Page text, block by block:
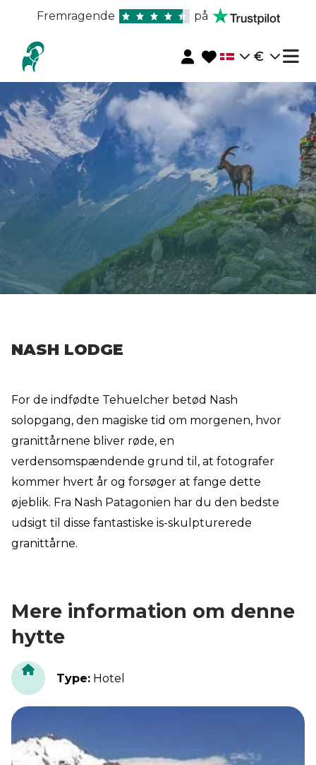
Fremragende på
€
NASH LODGE
For de indfødte Tehuelcher betød Nash
solopgang, den magiske tid om morgenen, hvor
granittårnene bliver røde, en
verdensomspændende grund til, at fotografer
kommer hvert år og forsøger at fange dette
øjeblik. Fra Nash Patagonien har du den bedste
udsigt til disse fantastiske is-skulpturerede
granittårne.
Mere information om denne
hytte
Type: Hotel